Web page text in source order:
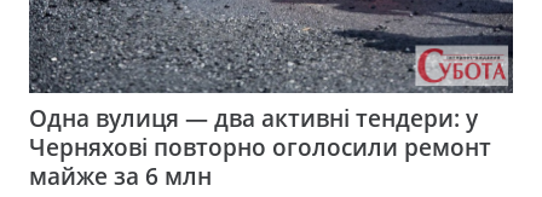
Одна вулиця — два активні тендери: у
Черняхові повторно оголосили ремонт
майже за 6 млн